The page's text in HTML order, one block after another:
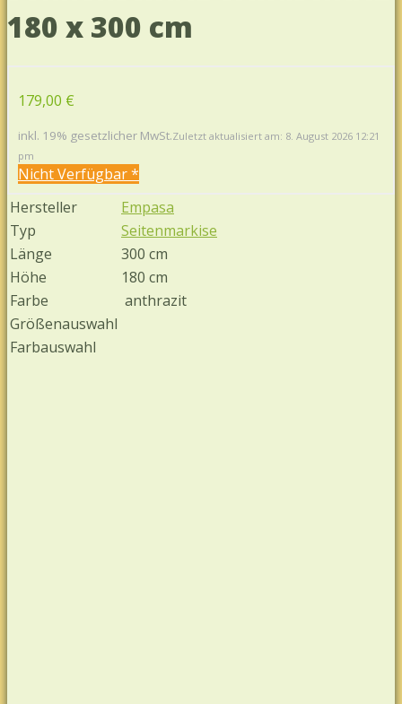
180 x 300 cm
179,00 €
inkl. 19% gesetzlicher MwSt.Zuletzt aktualisiert am: 8. August 2026 12:21
pm
Nicht Verfügbar *
Hersteller
Empasa
Typ
Seitenmarkise
Länge
300 cm
Höhe
180 cm
Farbe
anthrazit
Größenauswahl
Farbauswahl